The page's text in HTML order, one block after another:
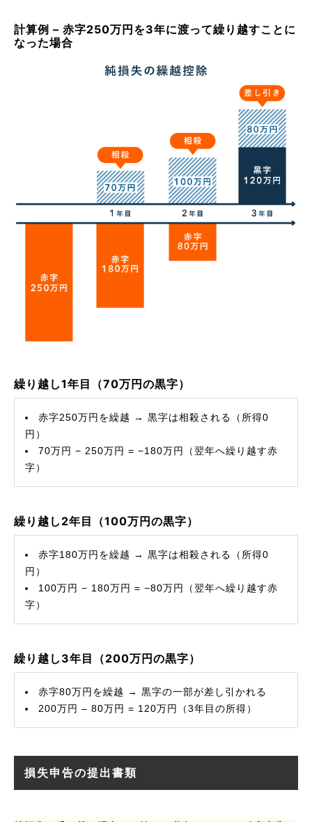
計算例 – 赤字250万円を3年に渡って繰り越すことに
なった場合
繰り越し1年目（70万円の黒字）
赤字250万円を繰越 → 黒字は相殺される（所得0
円）
70万円 − 250万円 = −180万円（翌年へ繰り越す赤
字）
繰り越し2年目（100万円の黒字）
赤字180万円を繰越 → 黒字は相殺される（所得0
円）
100万円 − 180万円 = −80万円（翌年へ繰り越す赤
字）
繰り越し3年目（200万円の黒字）
赤字80万円を繰越 → 黒字の一部が差し引かれる
200万円 – 80万円 = 120万円（3年目の所得）
損失申告の提出書類